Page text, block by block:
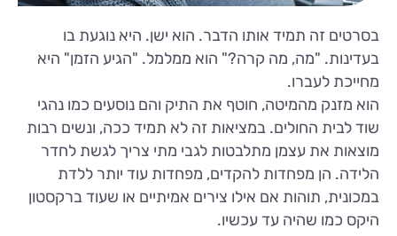
בסרטים זה תמיד אותו הדבר. הוא ישן. היא נוגעת בו
בעדינות. "מה, מה קרה?" הוא ממלמל. "הגיע הזמן" היא
מחייכת לעברו.
הוא מזנק מהמיטה, חוטף את התיק והם נוסעים כמו נהגי
שוד לבית החולים. במציאות זה לא תמיד ככה, ונשים רבות
מוצאות את עצמן מתלבטות לגבי מתי צריך לגשת לחדר
הלידה. הן מפחדות להקדים, מפחדות עוד יותר ללדת
במכונית, תוהות אם אילו צירים אמיתיים או שעוד ברקסטון
היקס כמו שהיה עד עכשיו.